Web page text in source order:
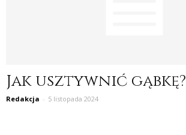
Jak usztywnić gąbkę?
Redakcja - 5 listopada 2024